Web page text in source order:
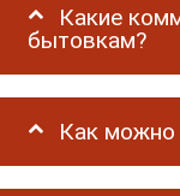
Какие
бытовкам?
Как можно